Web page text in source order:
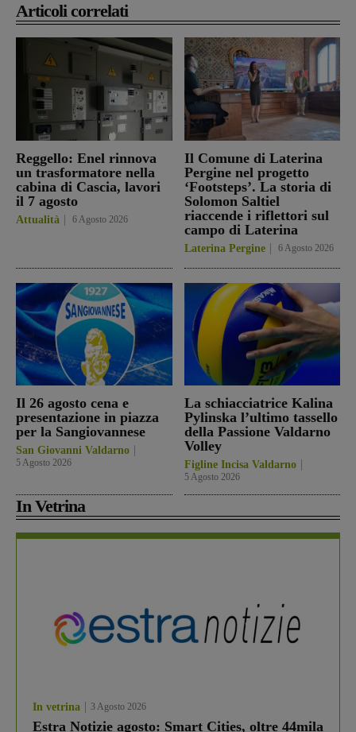
Articoli correlati
Reggello: Enel rinnova
un trasformatore nella
cabina di Cascia, lavori
il 7 agosto
Attualità 6 Agosto 2026
Il Comune di Laterina
Pergine nel progetto
‘Footsteps’. La storia di
Solomon Saltiel
riaccende i riflettori sul
campo di Laterina
Laterina Pergine 6 Agosto 2026
Il 26 agosto cena e
presentazione in piazza
per la Sangiovannese
San Giovanni Valdarno
5 Agosto 2026
La schiacciatrice Kalina
Pylinska l’ultimo tassello
della Passione Valdarno
Volley
Figline Incisa Valdarno
5 Agosto 2026
In Vetrina
In vetrina 3 Agosto 2026
Estra Notizie agosto: Smart Cities, oltre 44mila